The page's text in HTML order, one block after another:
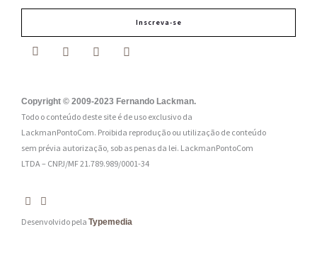
a
:
*
Inscreva-se
Copyright © 2009-2023 Fernando Lackman.
Todo o conteúdo deste site é de uso exclusivo da
LackmanPontoCom. Proibida reprodução ou utilização de conteúdo
sem prévia autorização, sob as penas da lei. LackmanPontoCom
LTDA – CNPJ/MF 21.789.989/0001-34
Desenvolvido pela Typemedia